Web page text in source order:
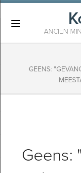
ANCIEN
GEENS:
Geens: